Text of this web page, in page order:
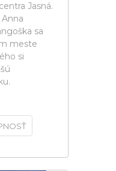
Jasná.
sa
meste
si